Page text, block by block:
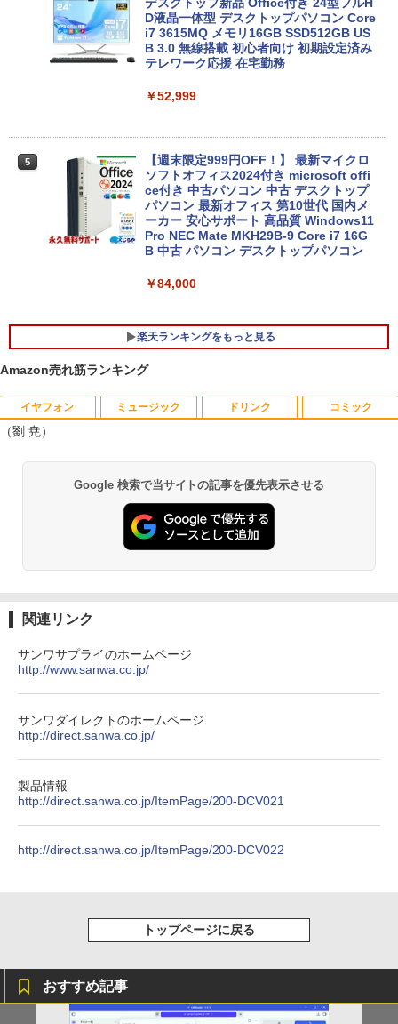
Microsoft office 2019 H&B付き｜中古
ノートパソコン Windows11 office付｜
メモリ8GB SSD256GB｜Panasonic Le
t's note｜中古ノートパソコン 軽量 薄型
ズ｜パソコン｜中古パソコン｜中古PC
MS Office 2024 H&B 搭載｜中古ノート
パソコン Windows11 Office付｜Core i5
第8世代 以降 SSD 512GB メモリ 8GB｜
DELL Latitude 3500｜中古パソコン 中
古 ノートパソコン 無線 15.6インチ HD
タイプC｜Word Excel PowerPoint
D液晶一体型 デスクトップパソコン Core
i7 3615MQ メモリ16GB SSD512GB US
B 3.0 無線搭載 初心者向け 初期設定済み
テレワーク応援 在宅勤務
￥52,999
5
【週末限定999円OFF！】 最新マイクロ
ソフトオフィス2024付き microsoft offi
ce付き 中古パソコン 中古 デスクトップ
パソコン 最新オフィス 第10世代 国内メ
ーカー 安心サポート 高品質 Windows11
Pro NEC Mate MKH29B-9 Core i7 16G
B 中古 パソコン デスクトップパソコン
￥84,000
楽天ランキングをもっと見る
1
引き出し付きモニター台(NM01 ミドルブ
￥2,990
【超特価】厳選大手メーカー 液晶モニタ
（1920x1080） HDMI指定可 ノングレア
￥4,480
3
Yoothi 互換品 液晶 15.6インチ N156BG
A-EB3 NT156WHM-N30 NT156WHM-N3
4 NT156WHM-N35 NT156WHM-N40 NT
156WHM-N44 BOE076E 対応 45% NTS
ル
還元！】PCモニター 液晶ディスプレイ 2
4インチ VA FHD 1080P フルHD 非光沢
ディスプレイ（100Hz/VGA/HDMI1.4 ブ
V27
1
MAZZEL 1st photobook with ZEAL [
￥4,950
信じていた仲間達にダンジョン奥地で殺
ベル9999の仲間達を手に入れて元パーテ
【漫画全巻セット】【中古】NARUTO
（ナルト） ＜1〜72巻完結＞ 岸本斉史
￥20,750
【いたわりセット付き】1年をおいしくす
こやかに過ごす養生手帳2027 （インプレ
【中古】HUNTER×HUNTER(ハンターハ
（既刊）≫【即納】【コンビニ受取/郵便
￥20,900
Amazon売れ筋ランキング
イヤフォン
￥7,990
Anker Soundcore Liberty 5 ミッドナイトブ
￥14,990
【2026年アップグレード版】AOKIMI ワイヤ
レスイヤホン bluetooth イヤホン V12 小型
るーとゅーす コードレス ENCノイズキャン
￥1,964
リング ANC 36時間再生
ミュージック
[Explicit]
￥250
On My Road (Stadium ver.)
￥250
On My Road (Stadium ver.)
BUGS LIFE
ドリンク
富士山の天然水 バナジウム含有 水 ミネラル
ウォーター ペットボトル 静岡県産 500ミリリ
ットル (Smart Basic)
￥1,380
￥1,112
￥1,117
by Amazon 炭酸水 ラベルレス 500ml ×24本
art Basic)
【Amazon.co.jp限定】 伊藤園 磨かれて、澄
] [ 水 ] [ ペットボトル ] [ 箱買い ] [ ストック
￥998
コミック
ンガンコミックス)
￥770
ONE PIECE モノクロ版 115 (ジャンプコミッ
￥594
HUNTER×HUNTER モノクロ版 39 (ジャンプ
コミックスDIGITAL)
￥572
スーパーの裏でヤニ吸うふたり 9巻 (デジタル
版ビッグガンガンコミックス)
￥810
（劉 尭）
Google 検索で当サイトの記事を優先表示させる
関連リンク
サンワサプライのホームページ
http://www.sanwa.co.jp/
サンワダイレクトのホームページ
http://direct.sanwa.co.jp/
製品情報
http://direct.sanwa.co.jp/ItemPage/200-DCV021
http://direct.sanwa.co.jp/ItemPage/200-DCV022
トップページに戻る
おすすめ記事